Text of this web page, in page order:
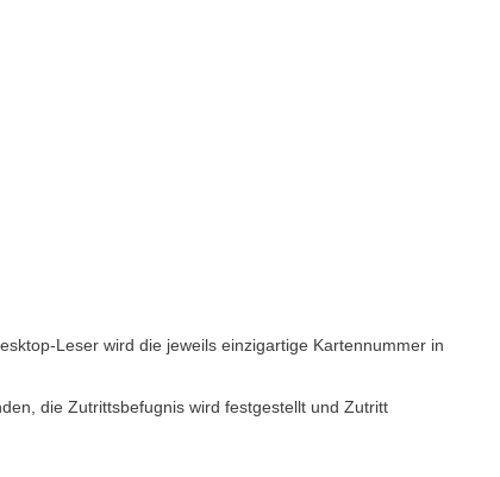
Leser wird die jeweils einzigartige Kartennummer in
die Zutrittsbefugnis wird festgestellt und Zutritt